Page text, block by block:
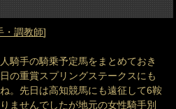
・調教師]
騎手の騎乗予定馬をまとめておき
の重賞スプリングステークスにも
。先日は高知競馬にも遠征して6鞍
ませんでしたが地元の女性騎手別